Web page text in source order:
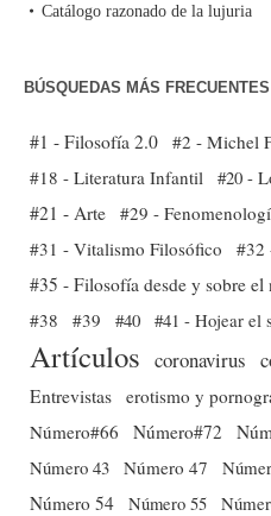
Catálogo razonado de la lujuria
BÚSQUEDAS MÁS FRECUENTES
#1 - Filosofía 2.0 #2 - Michel
#18 - Literatura Infantil #20 -
#21 - Arte #29 -
#31 - Vitalismo Filosófico
#32
#35 - Filosofía desde y sobre
#38
#39 #40 #41 - Hojear el
Artículos coronavirus
Entrevistas erotismo y
Número#66
Número#72
Número 43 Número 47
Número 54 Número 55